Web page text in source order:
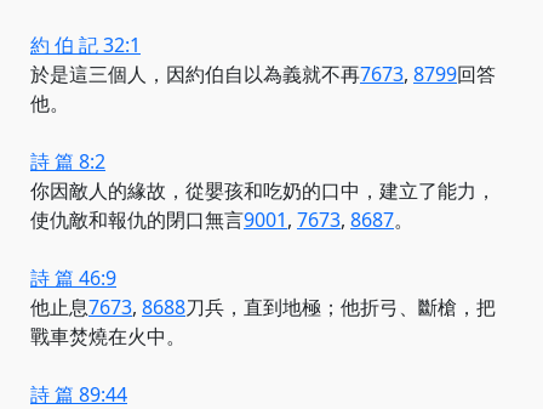
約 伯 記 32:1
於是這三個人，因約伯自以為義就不再7673, 8799回答
他。
詩 篇 8:2
你因敵人的緣故，從嬰孩和吃奶的口中，建立了能力，
使仇敵和報仇的閉口無言9001, 7673, 8687。
詩 篇 46:9
他止息7673, 8688刀兵，直到地極；他折弓、斷槍，把
戰車焚燒在火中。
詩 篇 89:44